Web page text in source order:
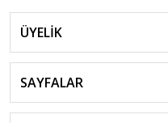
ÜYELİK
SAYFALAR